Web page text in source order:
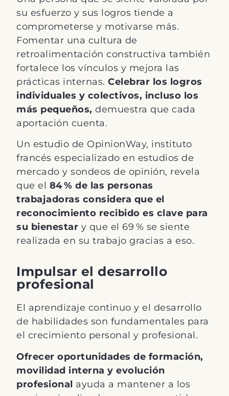
su esfuerzo y sus logros tiende a
comprometerse y motivarse más.
Fomentar una cultura de
retroalimentación constructiva también
fortalece los vínculos y mejora las
prácticas internas.Celebrar los logros
individuales y colectivos, incluso los
más pequeños, demuestra que cada
aportación cuenta.
Un estudio de OpinionWay, instituto
francés especializado en estudios de
mercado y sondeos de opinión, revela
que el 84 % de las personas
trabajadoras considera que el
reconocimiento recibido es clave para
su bienestar y que el 69 % se siente
realizada en su trabajo gracias a eso.
Impulsar el desarrollo
profesional
El aprendizaje continuo y el desarrollo
de habilidades son fundamentales para
el crecimiento personal y profesional.
Ofrecer oportunidades de formación,
movilidad interna y evolución
profesional ayuda a mantener a los